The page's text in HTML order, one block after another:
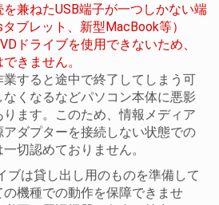
兼ねたUSB端子が一つしかない端
ブレット、新型MacBook等）
ドライブを使用できないため、
きません。
すると途中で終了してしまう可
くなるなどパソコン本体に悪影
ます。このため、情報メディア
ダプターを接続しない状態での
切認めておりません。
ブは貸し出し用のものを準備して
機種での動作を保障できませ